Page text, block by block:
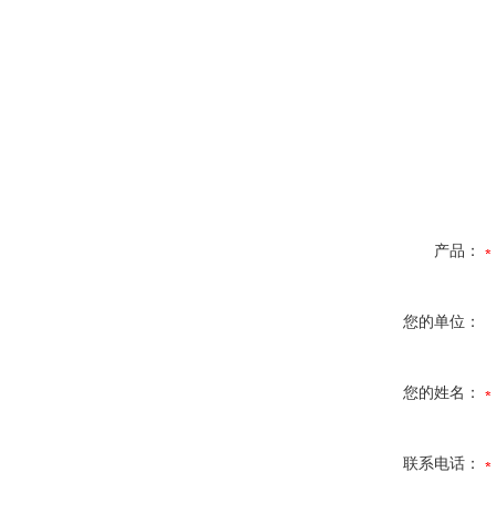
产品：
您的单位：
您的姓名：
联系电话：